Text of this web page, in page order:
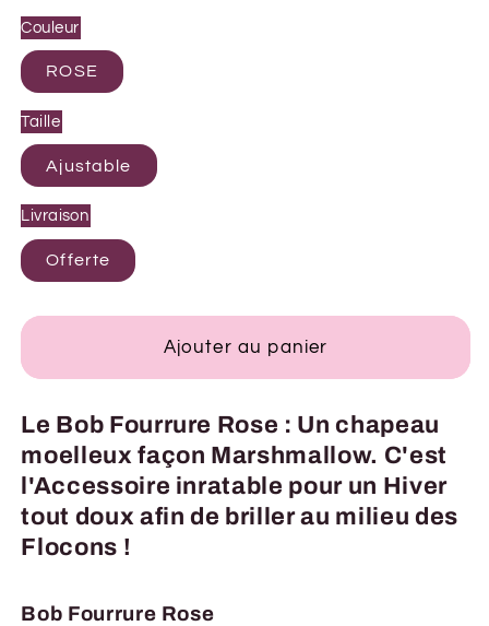
Couleur
ROSE
Taille
Ajustable
Livraison
Offerte
Ajouter au panier
Le Bob Fourrure Rose : Un chapeau
moelleux façon Marshmallow. C'est
l'Accessoire inratable pour un Hiver
tout doux afin de briller au milieu des
Flocons !
Bob Fourrure Rose